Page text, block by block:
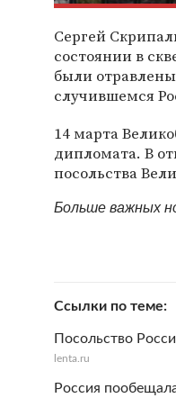
Сергей
состоянии в
были
случившемся
14 марта
дипломата. В
посольства
Больше важных
Ссылки по теме
Посольство
lenta.ru
Россия